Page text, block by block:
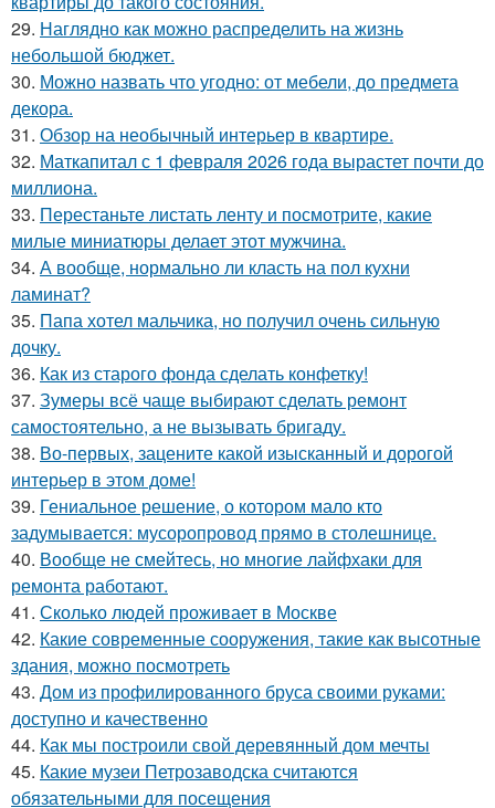
29. Наглядно как можно распределить на жизнь
небольшой бюджет.
30. Можно назвать что угодно: от мебели, до предмета
декора.
31. Обзор на необычный интерьер в квартире.
32. Маткапитал с 1 февраля 2026 года вырастет почти до
миллиона.
33. Перестаньте листать ленту и посмотрите, какие
милые миниатюры делает этот мужчина.
34. А вообще, нормально ли класть на пол кухни
ламинат?
35. Папа хотел мальчика, но получил очень сильную
дочку.
36. Как из старого фонда сделать конфетку!
37. Зумеры всё чаще выбирают сделать ремонт
самостоятельно, а не вызывать бригаду.
38. Во-первых, зацените какой изысканный и дорогой
интерьер в этом доме!
39. Гениальное решение, о котором мало кто
задумывается: мусоропровод прямо в столешнице.
40. Вообще не смейтесь, но многие лайфхаки для
ремонта работают.
41. Сколько людей проживает в Москве
42. Какие современные сооружения, такие как высотные
здания, можно посмотреть
43. Дом из профилированного бруса своими руками:
доступно и качественно
44. Как мы построили свой деревянный дом мечты
45. Какие музеи Петрозаводска считаются
обязательными для посещения